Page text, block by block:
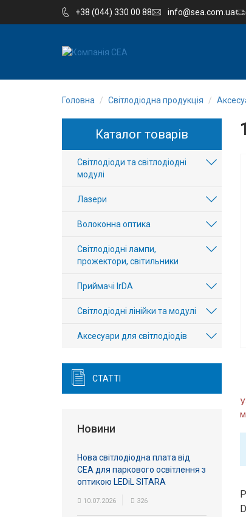
+38 (044) 330 00 88 info@sea.com.ua
Компанія
Виробництво
Послуги
Новини
Вакансії
авторизація
Виробники
Контакти
Доставка
Головна Світлодіодна продукція
Каталог товарів
Світлодіоди та світлодіодні
модулі
Лазери
Волоконна оптика
Світлодіодні лампи,
прожектори, світильники
Приймачі IrDA
Світлодіодні лінійки та модулі
Аксесуари для світлодіодів
СТАТТІ
Новини
Нова світлодіодна плата від
СЕА для паркового освітлення з
оптикою LEDiL SITARA
10.07.2026 326